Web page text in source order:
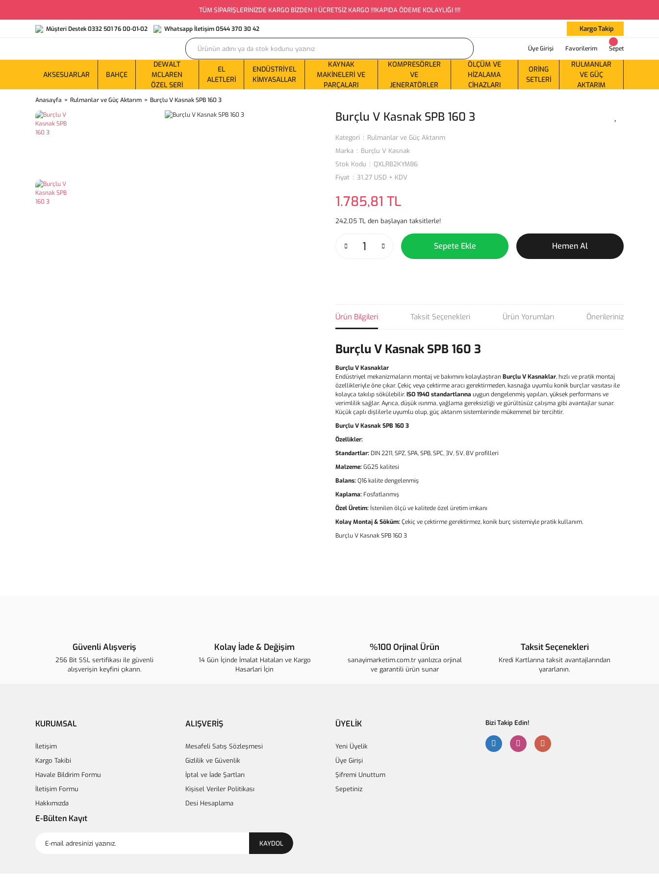
TÜM SİPARİŞLERİNİZDE KARGO BİZDEN !! ÜCRETSİZ KARGO !!!KAPIDA ÖDEME KOLAYLIĞI !!!!
Müşteri Destek 0332 501 76 00-01-02 Whatsapp İletişim 0544 370 30 42 Kargo Takip
Üye Girişi Favorilerim Sepet
AKSESUARLAR BAHÇE
DEWALT
MCLAREN
ÖZEL SERI
EL
ALETLERI
ENDÜSTRIYEL
KIMYASALLAR
KAYNAK
MAKINELERI VE
PARÇALARI
KOMPRESÖRLER
VE
JENERATÖRLER
ÖLÇÜM VE
HIZALAMA
CIHAZLARI
ORING
SETLERI
RULMANLAR
VE GÜÇ
AKTARIM
Anasayfa Rulmanlar ve Güç Aktarım Burçlu V Kasnak SPB 160 3
Burçlu V Kasnak SPB 160 3
Kategori
Rulmanlar ve Güç Aktarım
Marka
Burçlu V Kasnak
Stok Kodu
QXLRB2KYM86
Fiyat
31,27 USD + KDV
1.785,81 TL
242,05 TL den başlayan taksitlerle!
Sepete Ekle Hemen Al
Ürün Bilgileri Taksit Seçenekleri Ürün Yorumları Önerileriniz
Burçlu V Kasnak SPB 160 3
Burçlu V Kasnaklar
Endüstriyel mekanizmaların montaj ve bakımını kolaylaştıranBurçlu V Kasnaklar, hızlı ve pratik montaj
özellikleriyle öne çıkar. Çekiç veya çektirme aracı gerektirmeden, kasnağa uyumlu konik burçlar vasıtası ile
kolayca takılıp sökülebilir.ISO 1940 standartlarına uygun dengelenmiş yapıları, yüksek performans ve
verimlilik sağlar. Ayrıca, düşük ısınma, yağlama gereksizliği ve gürültüsüz çalışma gibi avantajlar sunar.
Küçük çaplı dişlilerle uyumlu olup, güç aktarım sistemlerinde mükemmel bir tercihtir.
Burçlu V Kasnak SPB 160 3
Özellikler:
Standartlar: DIN 2211, SPZ, SPA, SPB, SPC, 3V, 5V, 8V profilleri
Malzeme:GG25 kalitesi
Balans:Q16 kalite dengelenmiş
Kaplama: Fosfatlanmış
Özel Üretim: İstenilen ölçü ve kalitede özel üretim imkanı
Kolay Montaj & Söküm:Çekiç ve çektirme gerektirmez, konik burç sistemiyle pratik kullanım.
Burçlu V Kasnak SPB 160 3
Ürün bilgilerinde hatalar bulunuyor.
Ürün fiyatı diğer sitelerden daha pahalı.
Bu ürüne benzer farklı alternatifler olmalı.
Gönder
Güvenli Alışveriş
256 Bit SSL sertifikası ile güvenli
alışverişin keyfini çıkarın.
Kolay İade & Değişim
14 Gün İçinde İmalat Hataları ve Kargo
Hasarlari İçin
%100 Orjinal Ürün
sanayimarketim.com.tr yanlızca orjinal
ve garantili ürün sunar
Taksit Seçenekleri
Kredi Kartlarına taksit avantajlarından
yararlanın.
KURUMSAL
İletişim
Kargo Takibi
Havale Bildirim Formu
İletişim Formu
Hakkımızda
ALIŞVERİŞ
Mesafeli Satış Sözleşmesi
Gizlilik ve Güvenlik
İptal ve İade Şartları
Kişisel Veriler Politikası
Desi Hesaplama
ÜYELİK
Yeni Üyelik
Üye Girişi
Şifremi Unuttum
Sepetiniz
Bizi Takip Edin!
E-Bülten Kayıt
KAYDOL